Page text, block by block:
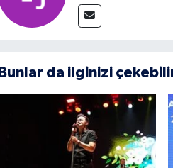
Bunlar da ilginizi